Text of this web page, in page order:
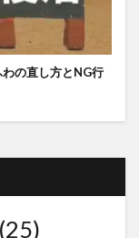
の直し方とNG行
(25)